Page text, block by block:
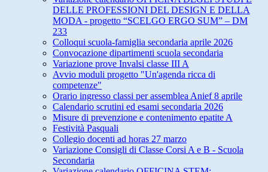
DELLE PROFESSIONI DEL DESIGN E DELLA
MODA - progetto “SCELGO ERGO SUM” – DM
233
Colloqui scuola-famiglia secondaria aprile 2026
Convocazione dipartimenti scuola secondaria
Variazione prove Invalsi classe III A
Avvio moduli progetto "Un'agenda ricca di
competenze"
Orario ingresso classi per assemblea Anief 8 aprile
Calendario scrutini ed esami secondaria 2026
Misure di prevenzione e contenimento epatite A
Festività Pasquali
Collegio docenti ad horas 27 marzo
Variazione Consigli di Classe Corsi A e B - Scuola
Secondaria